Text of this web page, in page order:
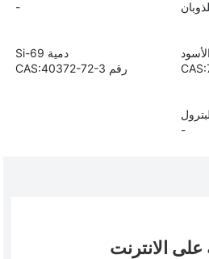
-
دمية Si-69
رقم CAS:40372-72-3
-
الانترنت